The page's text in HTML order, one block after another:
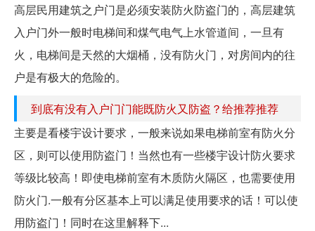
高层民用建筑之户门是必须安装防火防盗门的，高层建筑
入户门外一般时电梯间和煤气电气上水管道间，一旦有
火，电梯间是天然的大烟桶，没有防火门，对房间内的往
户是有极大的危险的。
到底有没有入户门门能既防火又防盗？给推荐推荐
主要是看楼宇设计要求，一般来说如果电梯前室有防火分
区，则可以使用防盗门！当然也有一些楼宇设计防火要求
等级比较高！即使电梯前室有木质防火隔区，也需要使用
防火门.一般有分区基本上可以满足使用要求的话！可以使
用防盗门！同时在这里解释下...